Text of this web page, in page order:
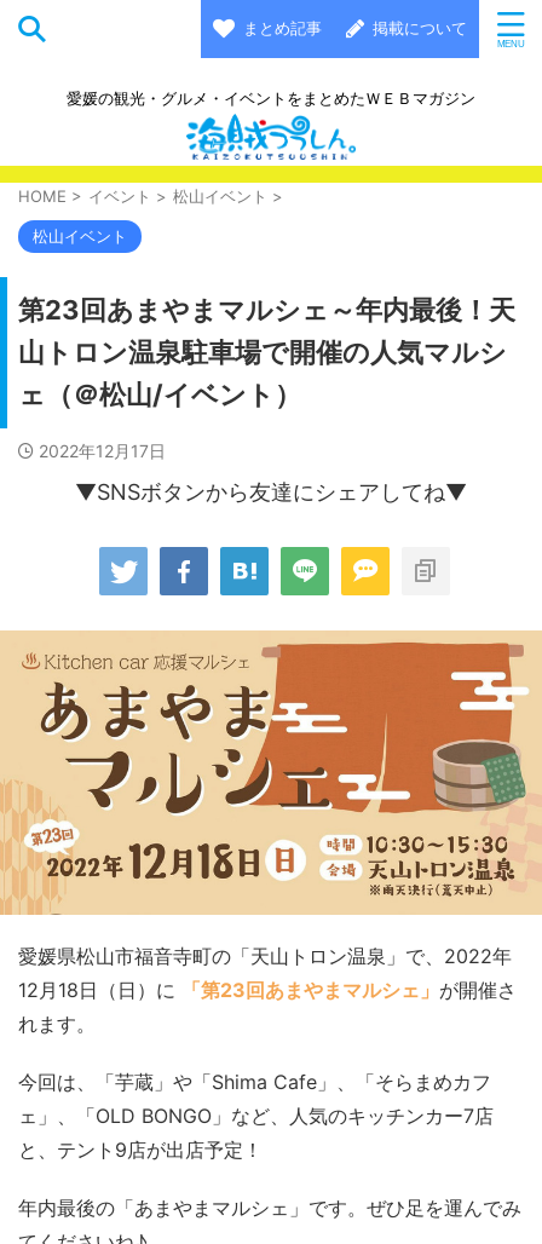
まとめ記事 掲載について
愛媛の観光・グルメ・イベントをまとめたＷＥＢマガジン
HOME > イベント > 松山イベント >
松山イベント
第23回あまやまマルシェ～年内最後！天
山トロン温泉駐車場で開催の人気マルシ
ェ（＠松山/イベント）
2022年12月17日
▼SNSボタンから友達にシェアしてね▼
愛媛県松山市福音寺町の「天山トロン温泉」で、2022年
12月18日（日）に
「第23回あまやまマルシェ」 が開催さ
れます。
今回は、「芋蔵」や「Shima Cafe」、「そらまめカフ
ェ」、「OLD BONGO」など、人気のキッチンカー7店
と、テント9店が出店予定！
年内最後の「あまやまマルシェ」です。ぜひ足を運んでみ